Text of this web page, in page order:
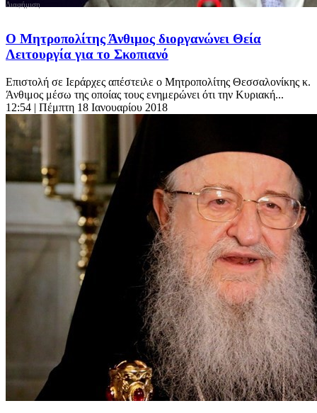
Ο Μητροπολίτης Άνθιμος διοργανώνει Θεία
Λειτουργία για το Σκοπιανό
Επιστολή σε Ιεράρχες απέστειλε ο Μητροπολίτης Θεσσαλονίκης κ.
Άνθιμος μέσω της οποίας τους ενημερώνει ότι την Κυριακή...
12:54 | Πέμπτη 18 Ιανουαρίου 2018